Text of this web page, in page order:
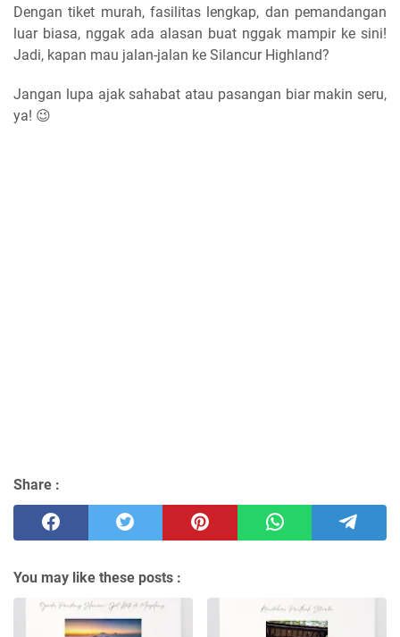
Dengan tiket murah, fasilitas lengkap, dan pemandangan
luar biasa, nggak ada alasan buat nggak mampir ke sini!
Jadi, kapan mau jalan-jalan ke Silancur Highland?
Jangan lupa ajak sahabat atau pasangan biar makin seru,
ya! 😉
Share :
You may like these posts :